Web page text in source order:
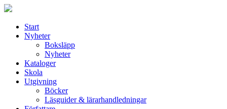
Start
Nyheter
Boksläpp
Nyheter
Kataloger
Skola
Utgivning
Böcker
Läsguider & lärarhandledningar